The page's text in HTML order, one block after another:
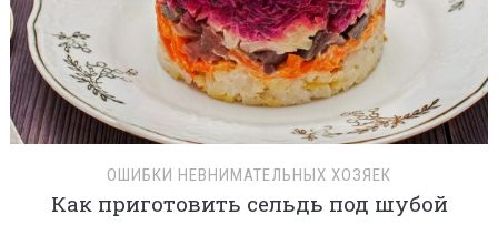
ОШИБКИ НЕВНИМАТЕЛЬНЫХ ХОЗЯЕК
Как приготовить сельдь под шубой